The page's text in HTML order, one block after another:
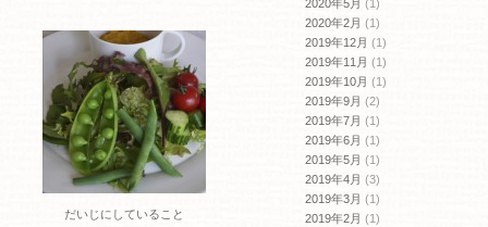
だいじにしていること
2020年5月 (1)
2020年2月 (1)
2019年12月 (1)
2019年11月 (1)
2019年10月 (1)
2019年9月 (2)
2019年7月 (1)
2019年6月 (1)
2019年5月 (1)
2019年4月 (3)
2019年3月 (1)
2019年2月 (1)